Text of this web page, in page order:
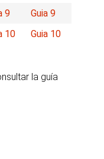
9
Guia 9
10 Guia 10
la guía